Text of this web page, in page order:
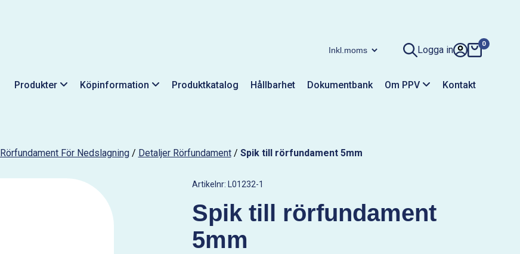
Logga in
0
Produkter Köpinformation Produktkatalog Hållbarhet Dokumentbank Om PPV Kontakt
Rörfundament För Nedslagning/ Detaljer Rörfundament/ Spik till rörfundament 5mm
Artikelnr: L01232-1
Spik till rörfundament
5mm